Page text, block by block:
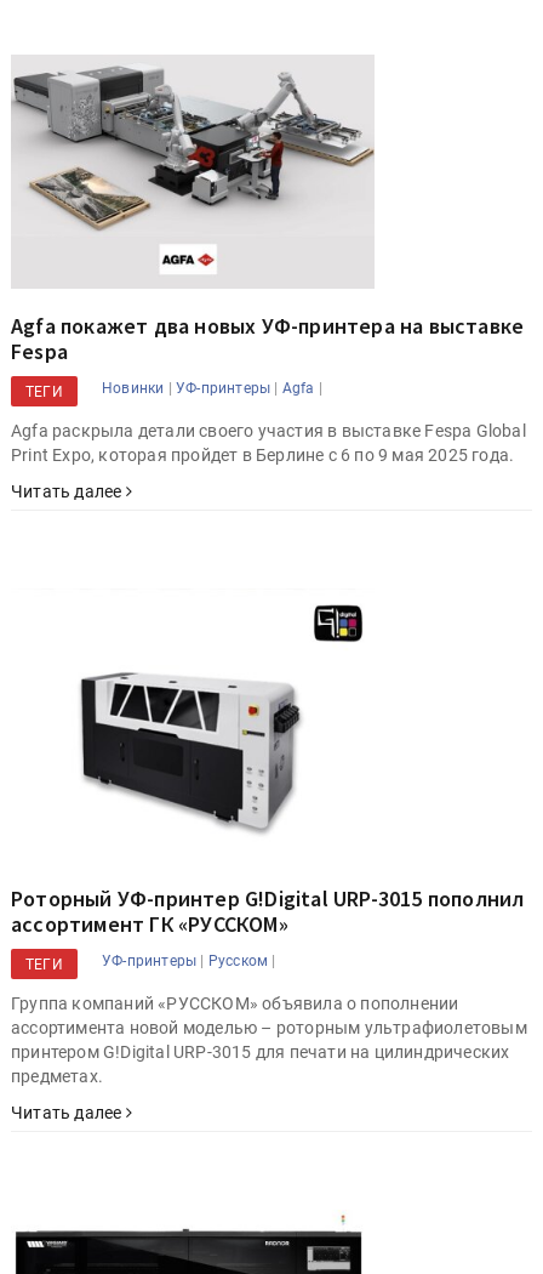
Agfa покажет два новых УФ-принтера на выставке
Fespa
ТЕГИ Новинки |УФ-принтеры | Agfa |
Agfa раскрыла детали своего участия в выставке Fespa Global
Print Expo, которая пройдет в Берлине с 6 по 9 мая 2025 года.
Читать далее
Роторный УФ-принтер G!Digital URP-3015 пополнил
ассортимент ГК «РУССКОМ»
ТЕГИ УФ-принтеры | Русском |
Группа компаний «РУССКОМ» объявила о пополнении
ассортимента новой моделью – роторным ультрафиолетовым
принтером G!Digital URP-3015 для печати на цилиндрических
предметах.
Читать далее